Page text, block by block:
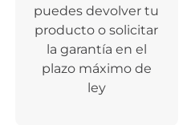
puedes devolver tu
producto o solicitar
la garantía en el
plazo máximo de
ley